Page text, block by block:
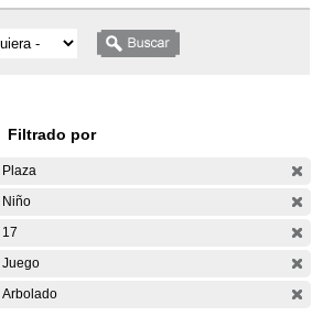
Filtrado por
Plaza
Niño
17
Juego
Arbolado